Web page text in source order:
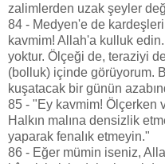
zalimlerden uzak şeyler
84 - Medyen'e de
kavmim! Allah'a kulluk
yoktur. Ölçeği de, teraziyi
(bolluk) içinde görüyorum.
kuşatacak bir günün
85 - "Ey kavmim! Ölçerken
Halkın malına densizlik
yaparak fenalık etmeyin."
86 - Eğer mümin iseniz,